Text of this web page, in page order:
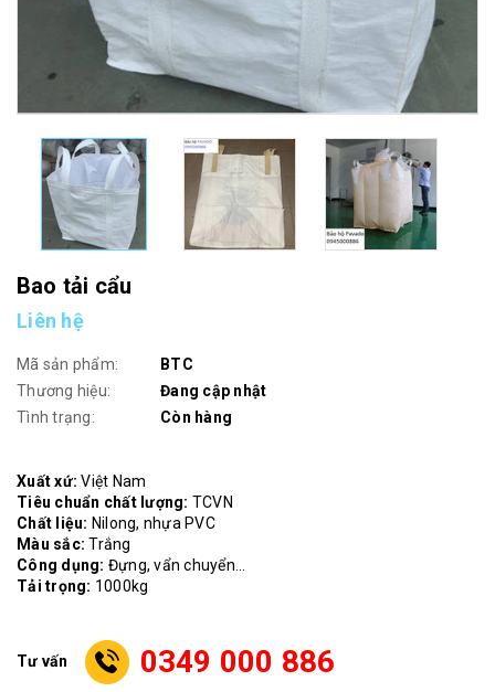
Bao tải cẩu
Liên hệ
Mã sản phẩm:
BTC
Thương hiệu:
Đang cập nhật
Tình trạng:
Còn hàng
Xuất xứ: Việt Nam
Tiêu chuẩn chất lượng: TCVN
Chất liệu: Nilong, nhựa PVC
Màu sắc: Trắng
Công dụng: Đựng, vẩn chuyển...
Tải trọng: 1000kg
Tư vấn 0349 000 886